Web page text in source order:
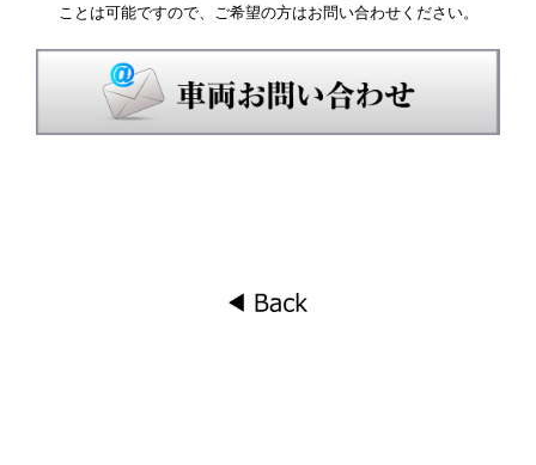
ことは可能ですので、ご希望の方はお問い合わせください。